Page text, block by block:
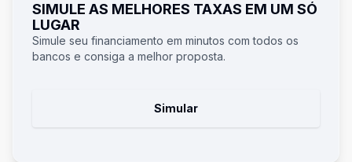
SIMULE AS MELHORES TAXAS EM UM SÓ
LUGAR
Simule seu financiamento em minutos com todos os
bancos e consiga a melhor proposta.
Simular